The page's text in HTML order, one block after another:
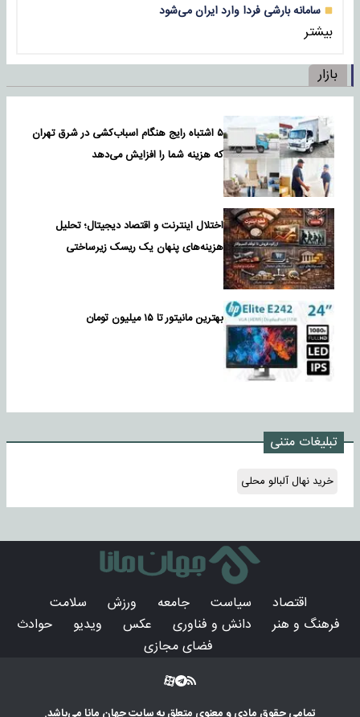
سامانه بارشی فردا وارد ایران می‌شود
بیشتر
بازار
۵ اشتباه رایج هنگام اسباب‌کشی در شرق تهران
که هزینه شما را افزایش می‌دهد
اختلال اینترنت و اقتصاد دیجیتال؛ تحلیل
هزینه‌های پنهان یک ریسک زیرساختی
بهترین مانیتور تا ۱۵ میلیون تومان
تبلیغات متنی
خرید نهال آلبالو محلی
اقتصاد سیاست جامعه ورزش
سلامت
فرهنگ و هنر
دانش و فناوری عکس ویدیو
حوادث
فضای مجازی